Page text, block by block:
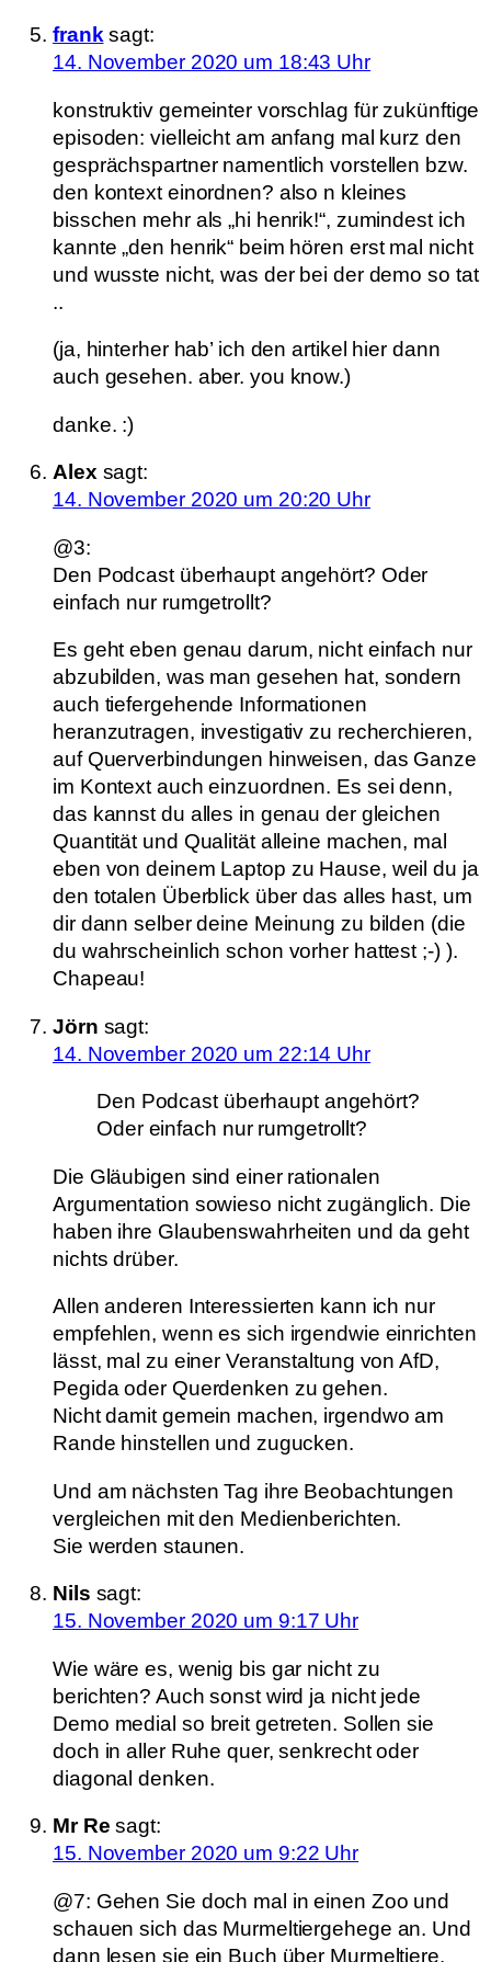
frank sagt:
14. November 2020 um 18:43 Uhr
konstruktiv gemeinter vorschlag für zukünftige
episoden: vielleicht am anfang mal kurz den
gesprächspartner namentlich vorstellen bzw.
den kontext einordnen? also n kleines
bisschen mehr als „hi henrik!“, zumindest ich
kannte „den henrik“ beim hören erst mal nicht
und wusste nicht, was der bei der demo so tat
..
(ja, hinterher hab’ ich den artikel hier dann
auch gesehen. aber. you know.)
danke. :)
Alex sagt:
14. November 2020 um 20:20 Uhr
@3:
Den Podcast überhaupt angehört? Oder
einfach nur rumgetrollt?
Es geht eben genau darum, nicht einfach nur
abzubilden, was man gesehen hat, sondern
auch tiefergehende Informationen
heranzutragen, investigativ zu recherchieren,
auf Querverbindungen hinweisen, das Ganze
im Kontext auch einzuordnen. Es sei denn,
das kannst du alles in genau der gleichen
Quantität und Qualität alleine machen, mal
eben von deinem Laptop zu Hause, weil du ja
den totalen Überblick über das alles hast, um
dir dann selber deine Meinung zu bilden (die
du wahrscheinlich schon vorher hattest ;-) ).
Chapeau!
Jörn sagt:
14. November 2020 um 22:14 Uhr
Den Podcast überhaupt angehört?
Oder einfach nur rumgetrollt?
Die Gläubigen sind einer rationalen
Argumentation sowieso nicht zugänglich. Die
haben ihre Glaubenswahrheiten und da geht
nichts drüber.
Allen anderen Interessierten kann ich nur
empfehlen, wenn es sich irgendwie einrichten
lässt, mal zu einer Veranstaltung von AfD,
Pegida oder Querdenken zu gehen.
Nicht damit gemein machen, irgendwo am
Rande hinstellen und zugucken.
Und am nächsten Tag ihre Beobachtungen
vergleichen mit den Medienberichten.
Sie werden staunen.
Nils sagt:
15. November 2020 um 9:17 Uhr
Wie wäre es, wenig bis gar nicht zu
berichten? Auch sonst wird ja nicht jede
Demo medial so breit getreten. Sollen sie
doch in aller Ruhe quer, senkrecht oder
diagonal denken.
Mr Re sagt:
15. November 2020 um 9:22 Uhr
@7: Gehen Sie doch mal in einen Zoo und
schauen sich das Murmeltiergehege an. Und
dann lesen sie ein Buch über Murmeltiere.